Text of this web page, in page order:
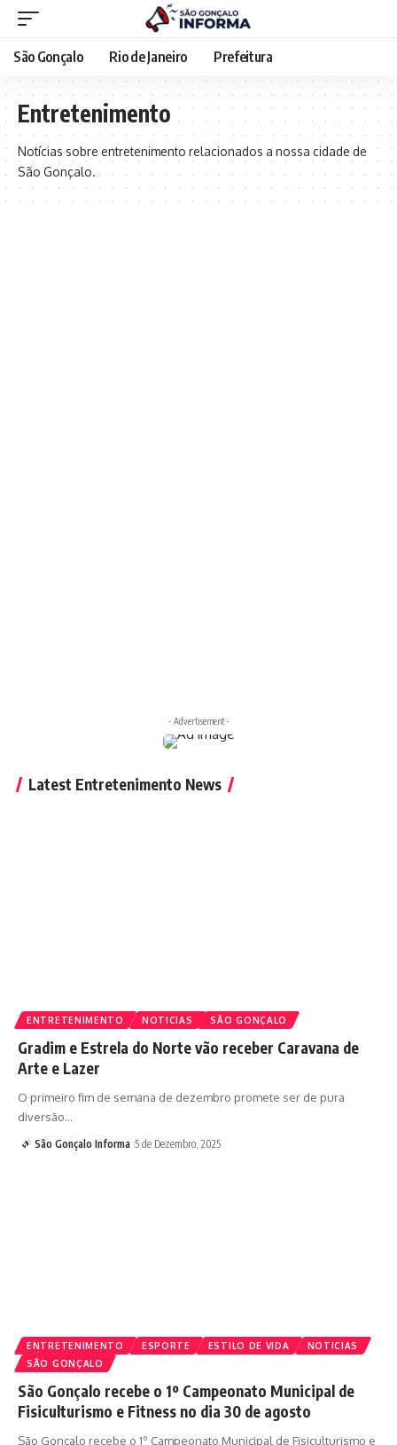
São Gonçalo Rio de Janeiro Prefeitura
Entretenimento
Notícias sobre entretenimento relacionados a nossa cidade de
São Gonçalo.
- Advertisement -
Latest Entretenimento News
ENTRETENIMENTO NOTICIAS SÃO GONÇALO
Gradim e Estrela do Norte vão receber Caravana de
Arte e Lazer
O primeiro fim de semana de dezembro promete ser de pura
diversão…
São Gonçalo Informa 5 de Dezembro, 2025
ENTRETENIMENTO ESPORTE ESTILO DE VIDA
NOTICIAS
SÃO GONÇALO
São Gonçalo recebe o 1º Campeonato Municipal de
Fisiculturismo e Fitness no dia 30 de agosto
São Gonçalo recebe o 1º Campeonato Municipal de Fisiculturismo e